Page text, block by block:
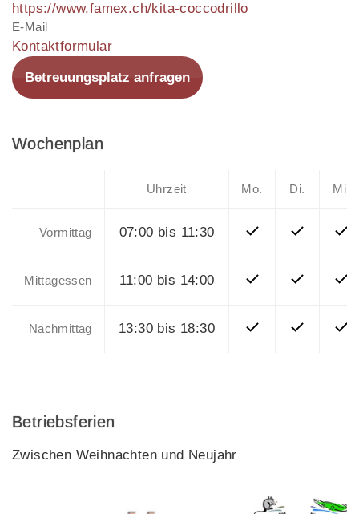
https://www.famex.ch/kita-coccodrillo
E-Mail
Kontaktformular
Betreuungsplatz anfragen
Wochenplan
Uhrzeit Mo. Di. Mi.
Vormittag 07:00 bis 11:30
Mittagessen 11:00 bis 14:00
Nachmittag 13:30 bis 18:30
Betriebsferien
Zwischen Weihnachten und Neujahr